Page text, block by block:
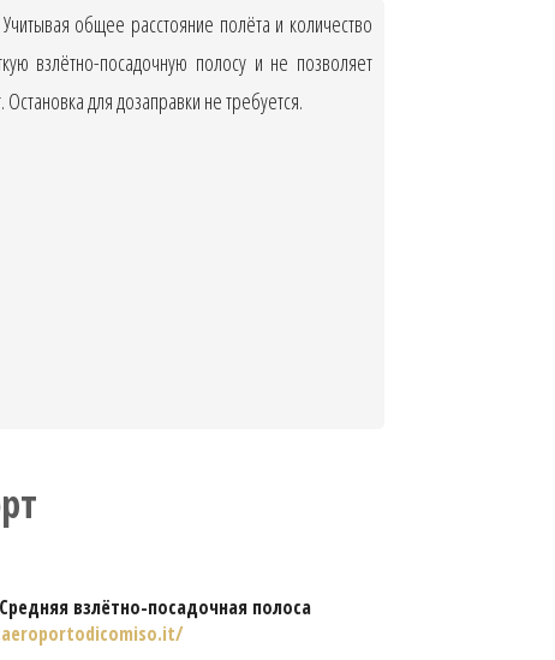
общее расстояние полёта и количество
взлётно-посадочную полосу и не позволяет
для дозаправки не требуется.
Средняя взлётно-посадочная полоса